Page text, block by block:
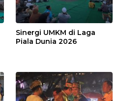
Sinergi UMKM di Laga
Piala Dunia 2026